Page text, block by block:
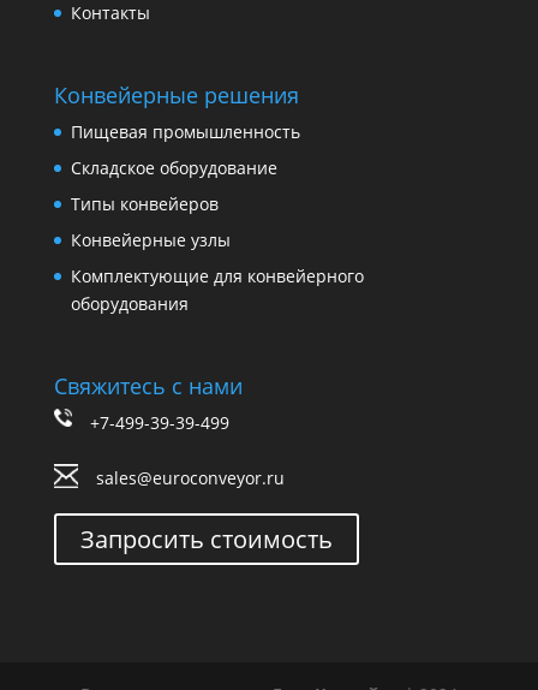
Контакты
Конвейерные решения
Пищевая промышленность
Складское оборудование
Типы конвейеров
Конвейерные узлы
Комплектующие для конвейерного
оборудования
Свяжитесь с нами
+7-499-39-39-499
sales@euroconveyor.ru
Запросить стоимость